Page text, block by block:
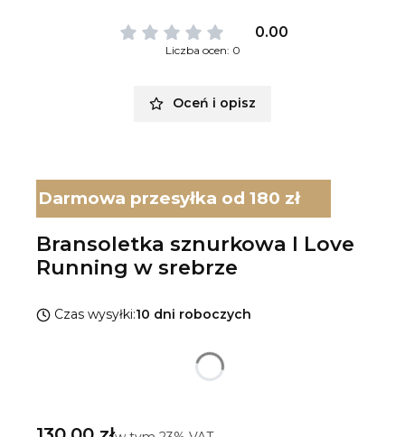
0.00
Liczba ocen: 0
Oceń i opisz
Darmowa przesyłka od 180 zł
Bransoletka sznurkowa I Love
Running w srebrze
Czas wysyłki:10 dni roboczych
Poszczególne warianty mogą różnić się ceną